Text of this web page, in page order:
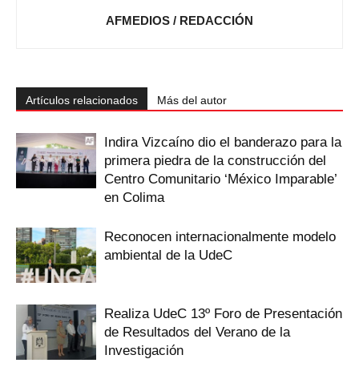
AFMEDIOS / REDACCIÓN
Artículos relacionados Más del autor
Indira Vizcaíno dio el banderazo para la
primera piedra de la construcción del
Centro Comunitario ‘México Imparable’
en Colima
Reconocen internacionalmente modelo
ambiental de la UdeC
Realiza UdeC 13º Foro de Presentación
de Resultados del Verano de la
Investigación